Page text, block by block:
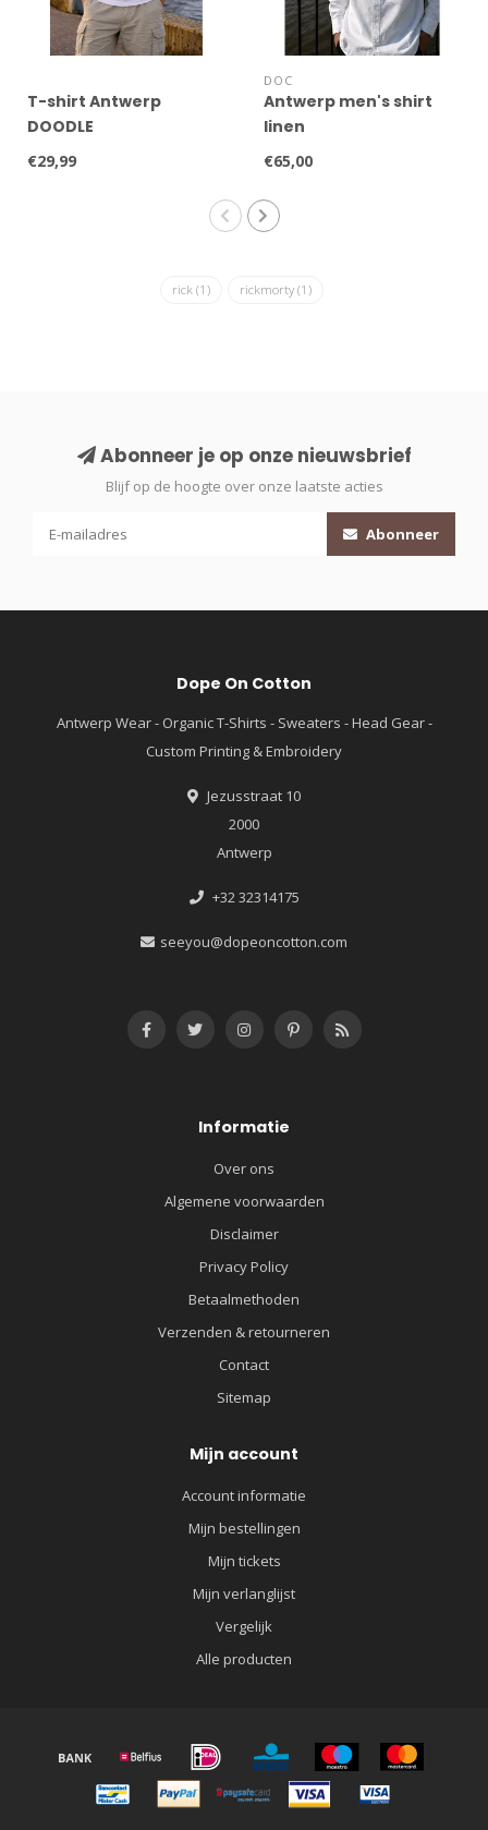
T-shirt Antwerp
DOODLE
€29,99
DOC
Antwerp men's shirt
linen
€65,00
rick (1) rickmorty (1)
Abonneer je op onze nieuwsbrief
Blijf op de hoogte over onze laatste acties
Abonneer
Dope On Cotton
Antwerp Wear - Organic T-Shirts - Sweaters - Head Gear -
Custom Printing & Embroidery
Jezusstraat 10
2000
Antwerp
+32 32314175
seeyou@dopeoncotton.com
Informatie
Over ons
Algemene voorwaarden
Disclaimer
Privacy Policy
Betaalmethoden
Verzenden & retourneren
Contact
Sitemap
Mijn account
Account informatie
Mijn bestellingen
Mijn tickets
Mijn verlanglijst
Vergelijk
Alle producten